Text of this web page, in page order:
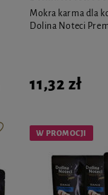
Mokra karma dla
Dolina Noteci
11,32 zł
W PROMOCJI